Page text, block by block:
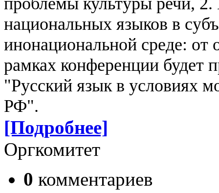
национальных языков в
инонациональной среде:
рамках конференции будет
"Русский язык в условиях
РФ".
[Подробнее]
Оргкомитет
0 комментариев